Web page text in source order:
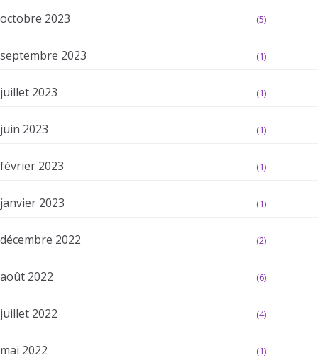
octobre 2023 (5)
septembre 2023 (1)
juillet 2023 (1)
juin 2023 (1)
février 2023 (1)
janvier 2023 (1)
décembre 2022 (2)
août 2022 (6)
juillet 2022 (4)
mai 2022 (1)